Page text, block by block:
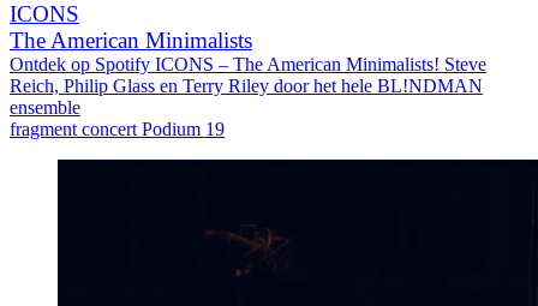
ICONS
The American Minimalists
Ontdek op Spotify ICONS – The American Minimalists! Steve
Reich, Philip Glass en Terry Riley door het hele BL!NDMAN
ensemble
fragment concert Podium 19